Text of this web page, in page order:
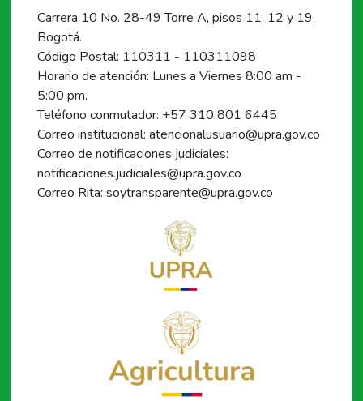
Carrera 10 No. 28-49 Torre A, pisos 11, 12 y 19,
Bogotá.
Código Postal: 110311 - 110311098
Horario de atención: Lunes a Viernes 8:00 am -
5:00 pm.
Teléfono conmutador: +57 310 801 6445
Correo institucional: atencionalusuario@upra.gov.co
Correo de notificaciones judiciales:
notificaciones.judiciales@upra.gov.co
Correo Rita: soytransparente@upra.gov.co